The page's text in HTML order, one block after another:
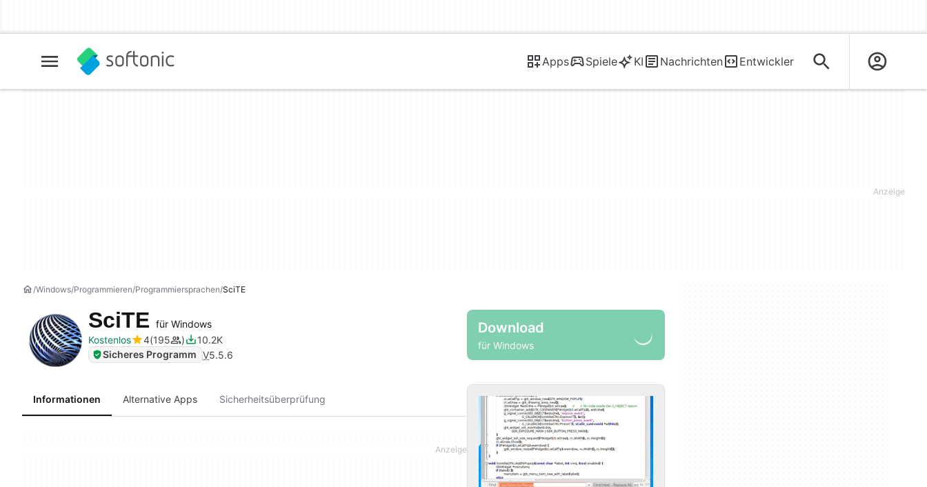
Apps Spiele KI Nachrichten Entwickler
Windows Programmieren Programmiersprachen SciTE
SciTE für Windows
Kostenlos
4 195
10.2K
Sicheres Programm V5.5.6
Download
für Windows
Informationen Alternative Apps Sicherheitsüberprüfung